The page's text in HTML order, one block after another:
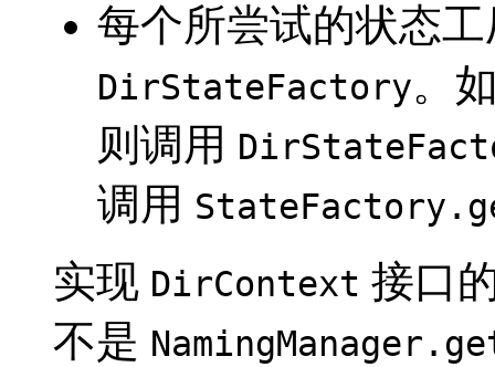
每个所尝试的状态
DirStateFactory。
则调用
调用
实现 DirContext 接口
不是